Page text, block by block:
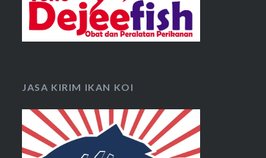
JASA KIRIM IKAN KOI